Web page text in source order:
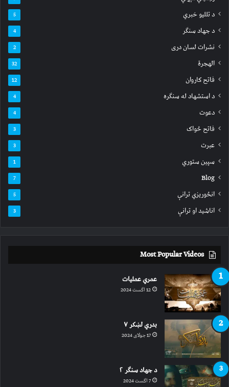
د تللیو خبري 5
د جهاد سنګر 4
نشرات لسان دری 2
الهجرة 32
فاتح کاروان 12
د استشهاد له سنګره 4
دعوت 4
فاتح ځواک 3
عبرت 3
سپين ستوري 1
Blog
7
انځوریزي ترانې 5
اناشید او ترانې 3
Most Popular Videos
عمري عملیات
12 اگست 2024
بدري لښکر ۷
17 جولای 2024
د جهاد سنګر ۲
7 اگست 2024